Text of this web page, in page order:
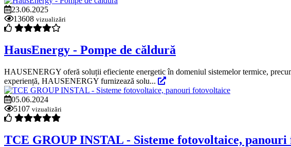
23.06.2025
13608 vizualizări
HausEnergy - Pompe de căldură
HAUSENERGY oferă soluții efieciente energetic în domeniul sistemelor termice,
experiență, HAUSENERGY furnizează solu...
05.06.2024
5107 vizualizări
TCE GROUP INSTAL - Sisteme fotovoltaice, panouri